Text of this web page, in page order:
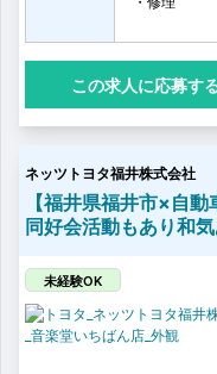
・オイル交換
・タイヤ交換
・お客様へ
・お客様へ
・その他整
お客さまに
スを提供す
営業、フロ
門が日頃か
応募す
ネッツトヨタ福井株式会社
【福井県福井市×自
同好会活動もあり和
未経験OK